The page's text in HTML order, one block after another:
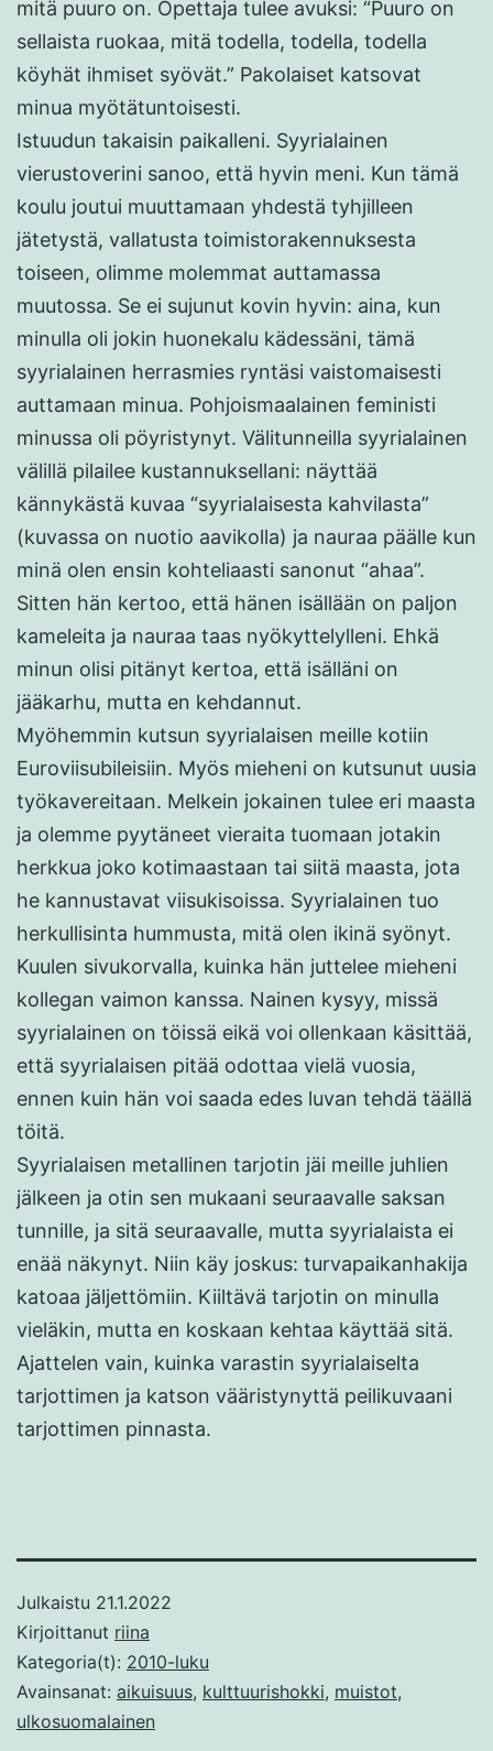
mitä puuro on. Opettaja tulee avuksi: “Puuro on
sellaista ruokaa, mitä todella, todella, todella
köyhät ihmiset syövät.” Pakolaiset katsovat
minua myötätuntoisesti.
Istuudun takaisin paikalleni. Syyrialainen
vierustoverini sanoo, että hyvin meni. Kun tämä
koulu joutui muuttamaan yhdestä tyhjilleen
jätetystä, vallatusta toimistorakennuksesta
toiseen, olimme molemmat auttamassa
muutossa. Se ei sujunut kovin hyvin: aina, kun
minulla oli jokin huonekalu kädessäni, tämä
syyrialainen herrasmies ryntäsi vaistomaisesti
auttamaan minua. Pohjoismaalainen feministi
minussa oli pöyristynyt. Välitunneilla syyrialainen
välillä pilailee kustannuksellani: näyttää
kännykästä kuvaa “syyrialaisesta kahvilasta”
(kuvassa on nuotio aavikolla) ja nauraa päälle kun
minä olen ensin kohteliaasti sanonut “ahaa”.
Sitten hän kertoo, että hänen isällään on paljon
kameleita ja nauraa taas nyökyttelylleni. Ehkä
minun olisi pitänyt kertoa, että isälläni on
jääkarhu, mutta en kehdannut.
Myöhemmin kutsun syyrialaisen meille kotiin
Euroviisubileisiin. Myös mieheni on kutsunut uusia
työkavereitaan. Melkein jokainen tulee eri maasta
ja olemme pyytäneet vieraita tuomaan jotakin
herkkua joko kotimaastaan tai siitä maasta, jota
he kannustavat viisukisoissa. Syyrialainen tuo
herkullisinta hummusta, mitä olen ikinä syönyt.
Kuulen sivukorvalla, kuinka hän juttelee mieheni
kollegan vaimon kanssa. Nainen kysyy, missä
syyrialainen on töissä eikä voi ollenkaan käsittää,
että syyrialaisen pitää odottaa vielä vuosia,
ennen kuin hän voi saada edes luvan tehdä täällä
töitä.
Syyrialaisen metallinen tarjotin jäi meille juhlien
jälkeen ja otin sen mukaani seuraavalle saksan
tunnille, ja sitä seuraavalle, mutta syyrialaista ei
enää näkynyt. Niin käy joskus: turvapaikanhakija
katoaa jäljettömiin. Kiiltävä tarjotin on minulla
vieläkin, mutta en koskaan kehtaa käyttää sitä.
Ajattelen vain, kuinka varastin syyrialaiselta
tarjottimen ja katson vääristynyttä peilikuvaani
tarjottimen pinnasta.
Julkaistu 21.1.2022
Kirjoittanut riina
Kategoria(t): 2010-luku
Avainsanat: aikuisuus, kulttuurishokki, muistot,
ulkosuomalainen